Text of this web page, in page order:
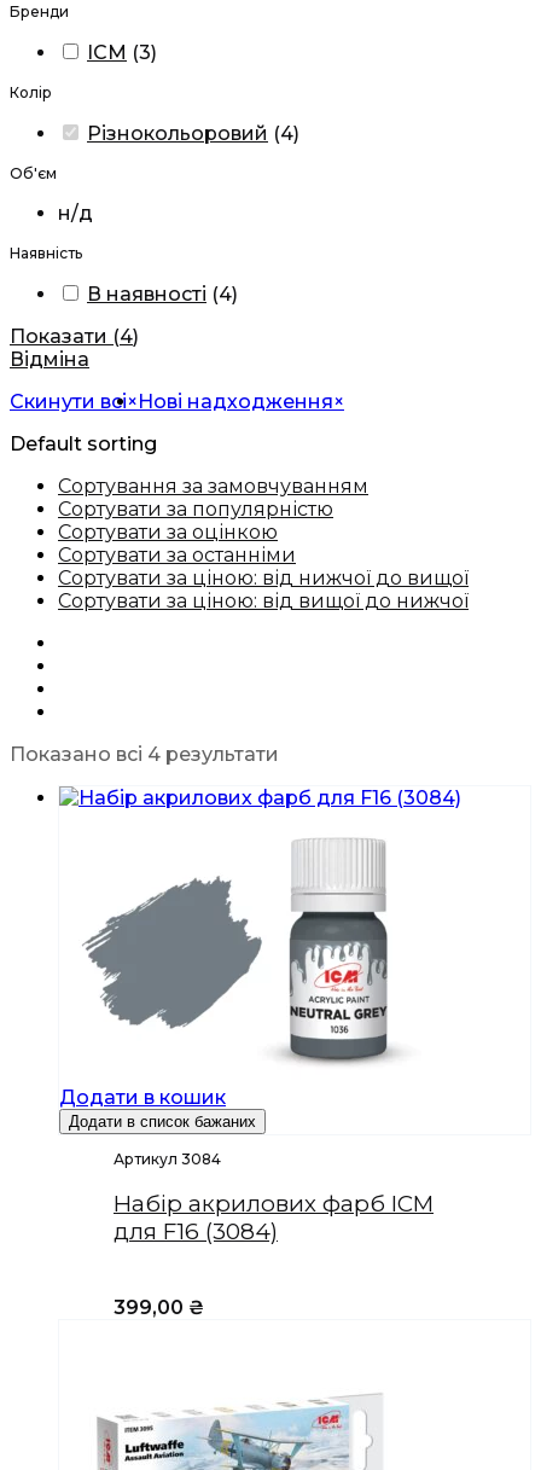
Бренди
ICM (3)
Колір
Різнокольоровий (4)
Об'єм
н/д
Наявність
В наявності (4)
Показати (4)
Відміна
Скинути всі×Нові надходження×
Default sorting
Сортування за замовчуванням
Сортувати за популярністю
Сортувати за оцінкою
Сортувати за останніми
Сортувати за ціною: від нижчої до вищої
Сортувати за ціною: від вищої до нижчої
Показано всі 4 результати
Додати в кошик
Додати в список бажаних
Артикул 3084
Набір акрилових фарб ICM
для F16 (3084)
399,00 ₴